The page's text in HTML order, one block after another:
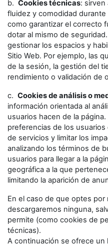
b. Cookies técnicas: sirven
fluidez y comodidad durante
como garantizar el correcto
dotar al mismo de
gestionar los espacios y
Sitio Web. Por ejemplo, las
de la sesión, la gestión del
rendimiento o validación de
c. Cookies de análisis o
información orientada al
usuarios hacen de la
preferencias de los
de servicios y limitar los
analizando los términos de
usuarios para llegar a la
geográfica a la que
limitando la aparición de
En el caso de que optes
descargaremos ninguna,
permite (como cookies de
técnicas).
A continuación se ofrece un